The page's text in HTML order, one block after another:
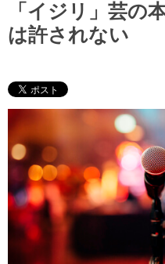
「イジリ」芸の
は許されない